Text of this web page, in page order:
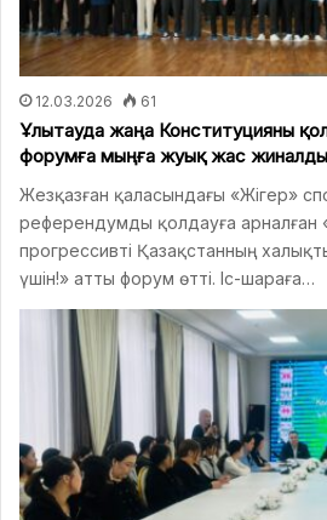
12.03.2026 61
Ұлытауда жаңа Конституцияны
форумға мыңға жуық жас жиналды
Жезқазған қаласындағы «Жігер»
референдумды қолдауға арналған
прогрессивті Қазақстанның
үшін!» атты форум өтті. Іс-шараға…